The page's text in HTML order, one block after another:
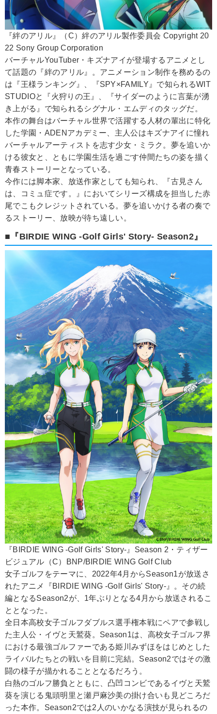
『絆のアリル』（C）絆のアリル製作委員会 Copyright 20
22 Sony Group Corporation
バーチャルYouTuber・キズナアイが登場するアニメとし
て話題の『絆のアリル』。アニメーション制作を務めるの
は『王様ランキング』、『SPY×FAMILY』で知られるWIT
STUDIOと『火狩りの王』、『サイダーのように言葉が湧
き上がる』で知られるシグナル・エムディのタッグだ。
本作の舞台はバーチャル世界で活躍する人材の輩出に特化
した学園・ADENアカデミー、主人公はキズナアイに憧れ
バーチャルアーティストを志す少女・ミラク。夢を追いか
ける彼女と、ともに学園生活を過ごす仲間たちの姿を描く
青春ストーリーとなっている。
今作には脚本家、放送作家としても知られ、『古見さん
は、コミュ症です。』においてシリーズ構成を担当した赤
尾でこもクレジットされている。夢を追いかける者の奏で
るストーリー、放映が待ち遠しい。
■『BIRDIE WING -Golf Girls' Story- Season2』
『BIRDIE WING -Golf Girls' Story-』Season 2・ティザー
ビジュアル（C）BNP/BIRDIE WING Golf Club
女子ゴルフをテーマに、2022年4月からSeason1が放送さ
れたアニメ『BIRDIE WING -Golf Girls' Story-』。その続
編となるSeason2が、1年ぶりとなる4月から放送されるこ
ととなった。
全日本高校女子ゴルフダブルス選手権本戦にペアで参戦し
た主人公・イヴと天鷲葵。Season1は、高校女子ゴルフ界
における最強ゴルファーである姫川みずほをはじめとした
ライバルたちとの戦いを目前に完結。Season2ではその激
闘の様子が描かれることとなるだろう。
白熱のゴルフ勝負とともに、凸凹コンビであるイヴと天鷲
葵を演じる鬼頭明里と瀬戸麻沙美の掛け合いも見どころだ
った本作。Season2では2人のいかなる演技が見られるの